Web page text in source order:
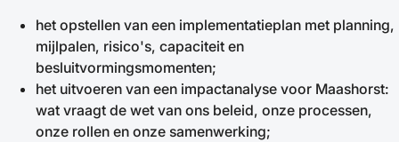
het opstellen van een implementatieplan met planning,
mijlpalen, risico's, capaciteit en
besluitvormingsmomenten;
het uitvoeren van een impactanalyse voor Maashorst:
wat vraagt de wet van ons beleid, onze processen,
onze rollen en onze samenwerking;